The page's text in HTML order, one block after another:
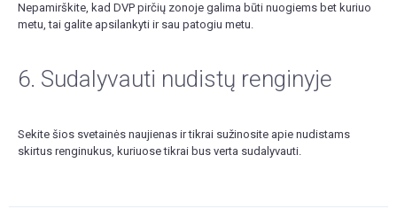
Nepamirškite, kad DVP pirčių zonoje galima būti nuogiems bet kuriuo
metu, tai galite apsilankyti ir sau patogiu metu.
6. Sudalyvauti nudistų renginyje
Sekite šios svetainės naujienas ir tikrai sužinosite apie nudistams
skirtus renginukus, kuriuose tikrai bus verta sudalyvauti.